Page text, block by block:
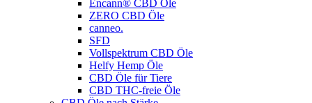
Encann® CBD Öle
ZERO CBD Öle
canneo.
SFD
Vollspektrum CBD Öle
Helfy Hemp Öle
CBD Öle für Tiere
CBD THC-freie Öle